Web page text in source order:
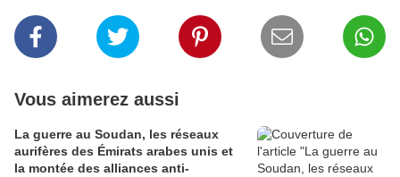
Vous aimerez aussi
La guerre au Soudan, les réseaux
aurifères des Émirats arabes unis et
la montée des alliances anti-